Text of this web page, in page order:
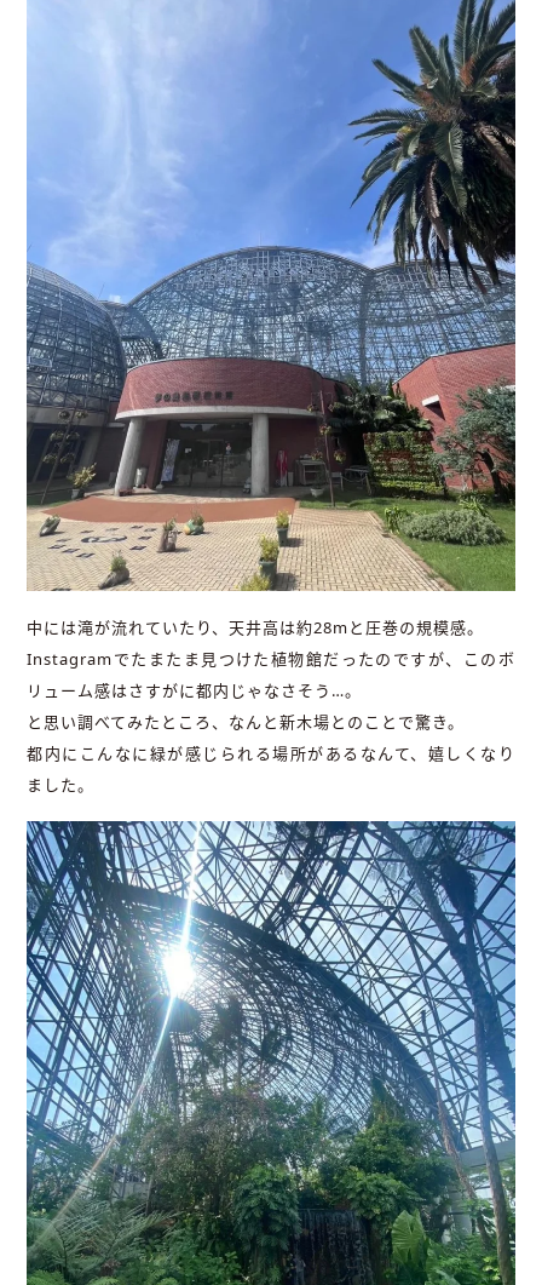
中には滝が流れていたり、天井高は約28mと圧巻の規模感。
Instagramでたまたま見つけた植物館だったのですが、このボ
リューム感はさすがに都内じゃなさそう…。
と思い調べてみたところ、なんと新木場とのことで驚き。
都内にこんなに緑が感じられる場所があるなんて、嬉しくなり
ました。